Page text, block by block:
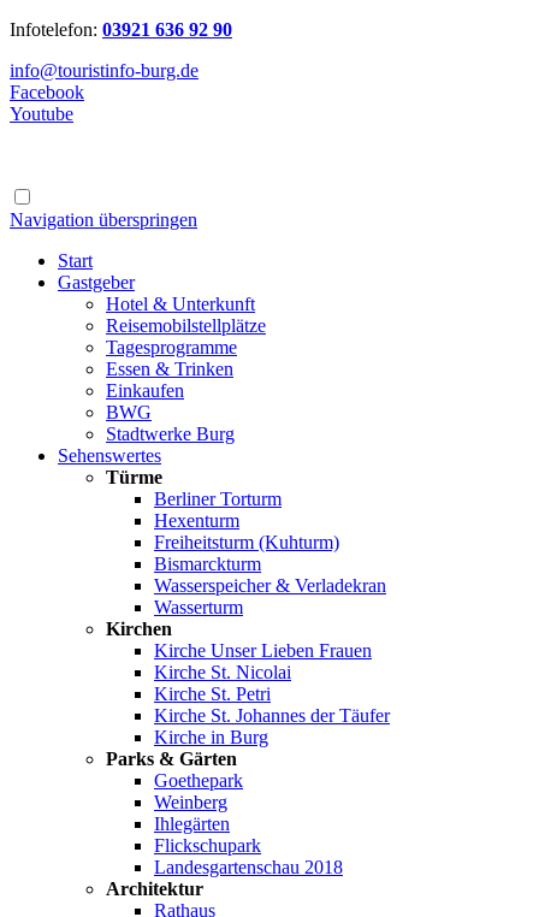
Infotelefon: 03921 636 92 90
info@touristinfo-burg.de
Facebook
Youtube
Navigation überspringen
Start
Gastgeber
Hotel & Unterkunft
Reisemobilstellplätze
Tagesprogramme
Essen & Trinken
Einkaufen
BWG
Stadtwerke Burg
Sehenswertes
Türme
Berliner Torturm
Hexenturm
Freiheitsturm (Kuhturm)
Bismarckturm
Wasserspeicher & Verladekran
Wasserturm
Kirchen
Kirche Unser Lieben Frauen
Kirche St. Nicolai
Kirche St. Petri
Kirche St. Johannes der Täufer
Kirche in Burg
Parks & Gärten
Goethepark
Weinberg
Ihlegärten
Flickschupark
Landesgartenschau 2018
Architektur
Rathaus